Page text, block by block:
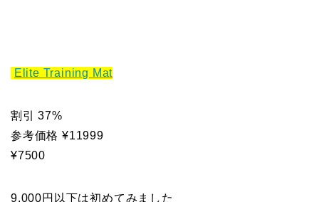
Elite Training Mat
割引 37%
参考価格 ¥11999
¥7500
9,000円以下は初めてみました